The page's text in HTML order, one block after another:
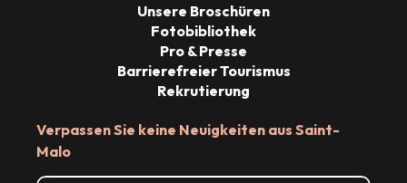
Verpassen Sie keine Neuigkeiten aus Saint-
Malo
Unsere Broschüren
Fotobibliothek
Pro & Presse
Barrierefreier Tourismus
Rekrutierung